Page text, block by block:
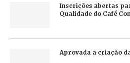
Inscrições abertas
Qualidade do Café
Aprovada a criação